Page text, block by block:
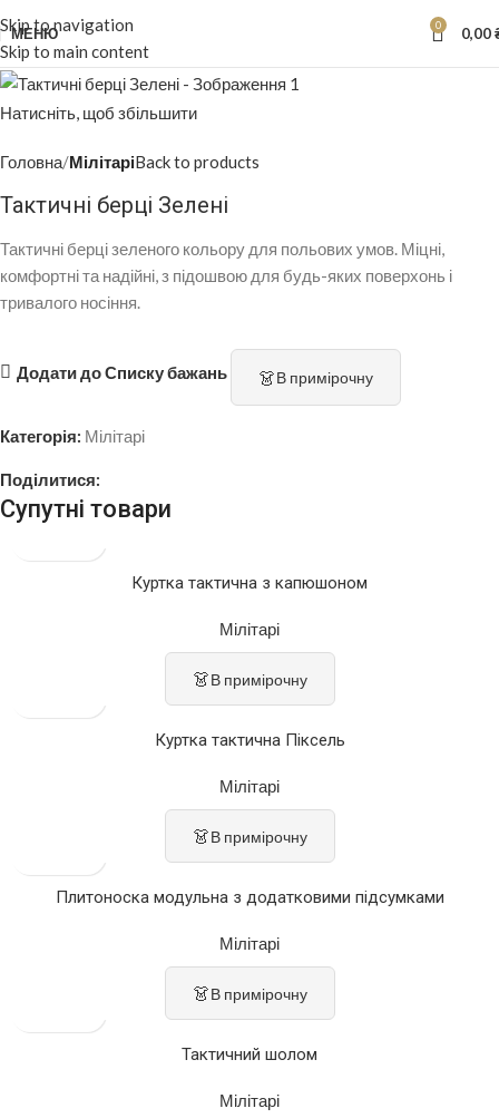
Skip to navigation
Skip to main content
МЕНЮ 0 0,00
Натисніть, щоб збільшити
Головна МілітаріBack to products
Тактичні берці Зелені
Тактичні берці зеленого кольору для польових умов. Міцні,
комфортні та надійні, з підошвою для будь-яких поверхонь і
тривалого носіння.
Додати до Списку бажань 👗В примірочну
Категорія: Мілітарі
Поділитися:
Супутні товари
Куртка тактична з капюшоном
Мілітарі
👗В примірочну
Куртка тактична Піксель
Мілітарі
👗В примірочну
Плитоноска модульна з додатковими підсумками
Мілітарі
👗В примірочну
Тактичний шолом
Мілітарі